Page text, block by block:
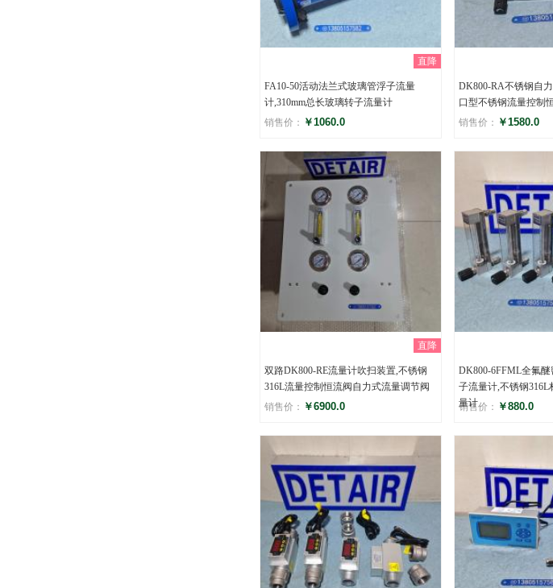
直降
FA10-50活动法兰式玻璃管浮子流量
计,310mm总长玻璃转子流量计
销售价： ￥1060.0
评分
()
DK800-RA不锈钢自
口型不锈钢流量控制
销售价： ￥1580.0
评分
直降
双路DK800-RE流量计吹扫装置,不锈钢
316L流量控制恒流阀自力式流量调节阀
销售价： ￥6900.0
评分
DK800-6FFML全氟
子流量计,不锈钢
量计
销售价： ￥880.0
评分